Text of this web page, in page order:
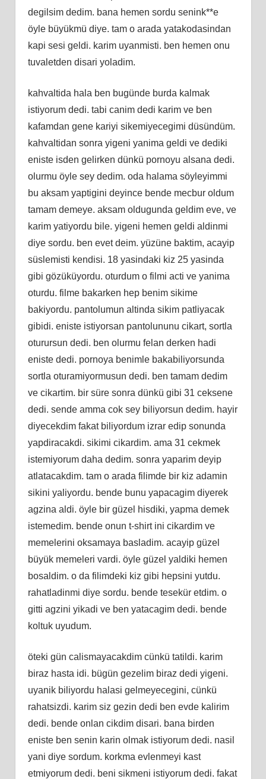
degilsim dedim. bana hemen sordu senink**e
öyle büyükmü diye. tam o arada yatakodasindan
kapi sesi geldi. karim uyanmisti. ben hemen onu
tuvaletden disari yoladim.
kahvaltida hala ben bugünde burda kalmak
istiyorum dedi. tabi canim dedi karim ve ben
kafamdan gene kariyi sikemiyecegimi düsündüm.
kahvaltidan sonra yigeni yanima geldi ve dediki
eniste isden gelirken dünkü pornoyu alsana dedi.
olurmu öyle sey dedim. oda halama söyleyimmi
bu aksam yaptigini deyince bende mecbur oldum
tamam demeye. aksam oldugunda geldim eve, ve
karim yatiyordu bile. yigeni hemen geldi aldinmi
diye sordu. ben evet deim. yüzüne baktim, acayip
süslemisti kendisi. 18 yasindaki kiz 25 yasinda
gibi gözüküyordu. oturdum o filmi acti ve yanima
oturdu. filme bakarken hep benim sikime
bakiyordu. pantolumun altinda sikim patliyacak
gibidi. eniste istiyorsan pantolununu cikart, sortla
oturursun dedi. ben olurmu felan derken hadi
eniste dedi. pornoya benimle bakabiliyorsunda
sortla oturamiyormusun dedi. ben tamam dedim
ve cikartim. bir süre sonra dünkü gibi 31 ceksene
dedi. sende amma cok sey biliyorsun dedim. hayir
diyecekdim fakat biliyordum izrar edip sonunda
yapdiracakdi. sikimi cikardim. ama 31 cekmek
istemiyorum daha dedim. sonra yaparim deyip
atlatacakdim. tam o arada filimde bir kiz adamin
sikini yaliyordu. bende bunu yapacagim diyerek
agzina aldi. öyle bir güzel hisdiki, yapma demek
istemedim. bende onun t-shirt ini cikardim ve
memelerini oksamaya basladim. acayip güzel
büyük memeleri vardi. öyle güzel yaldiki hemen
bosaldim. o da filimdeki kiz gibi hepsini yutdu.
rahatladinmi diye sordu. bende tesekür etdim. o
gitti agzini yikadi ve ben yatacagim dedi. bende
koltuk uyudum.
öteki gün calismayacakdim cünkü tatildi. karim
biraz hasta idi. bügün gezelim biraz dedi yigeni.
uyanik biliyordu halasi gelmeyecegini, cünkü
rahatsizdi. karim siz gezin dedi ben evde kalirim
dedi. bende onlan cikdim disari. bana birden
eniste ben senin karin olmak istiyorum dedi. nasil
yani diye sordum. korkma evlenmeyi kast
etmiyorum dedi. beni sikmeni istiyorum dedi. fakat